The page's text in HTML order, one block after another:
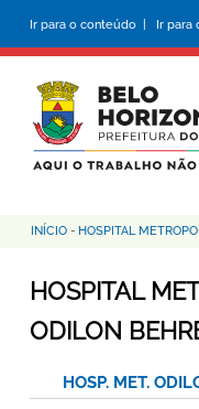
conteúdo
principal
Ir para o conteúdo | Ir para
Trilha
de
navegação
INÍCIO - HOSPITAL
HOSPITAL
ODILON
HOSP. MET.